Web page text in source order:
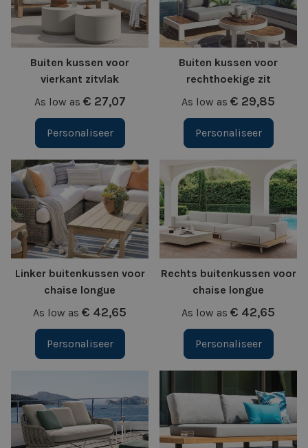
Buiten kussen voor
vierkant zitvlak
As low as € 27,07
Personaliseer
Buiten kussen voor
rechthoekige zit
As low as € 29,85
Personaliseer
Linker buitenkussen voor
chaise longue
As low as € 42,65
Personaliseer
Rechts buitenkussen voor
chaise longue
As low as € 42,65
Personaliseer